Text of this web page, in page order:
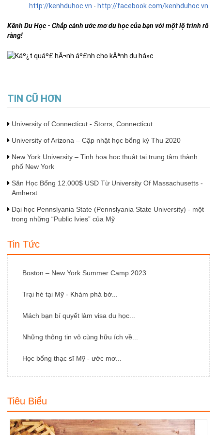
http://kenhduhoc.vn - http://facebook.com/kenhduhoc.vn
Kênh Du Học - Chắp cánh ước mơ du học của bạn với một lộ trình rõ
ràng!
TIN CŨ HƠN
University of Connecticut - Storrs, Connecticut
University of Arizona – Cập nhật học bổng kỳ Thu 2020
New York University – Tinh hoa học thuật tại trung tâm thành
phố New York
Săn Học Bổng 12.000$ USD Từ University Of Massachusetts -
Amherst
Đại học Pennslyania State (Pennslyania State University) - một
trong những “Public Ivies” của Mỹ
Tin Tức
Boston – New York Summer Camp 2023
Trại hè tại Mỹ - Khám phá bờ...
Mách bạn bí quyết làm visa du học...
Những thông tin vô cùng hữu ích về...
Học bổng thạc sĩ Mỹ - ước mơ...
Tiêu Biểu